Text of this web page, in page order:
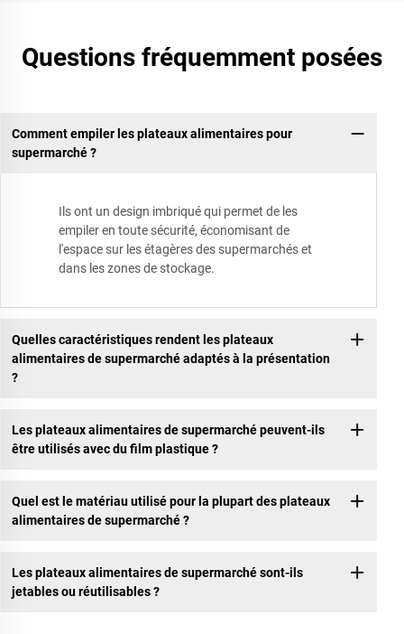
Questions fréquemment posées
Comment empiler les plateaux alimentaires pour
supermarché ?
Ils ont un design imbriqué qui permet de les
empiler en toute sécurité, économisant de
l'espace sur les étagères des supermarchés et
dans les zones de stockage.
Quelles caractéristiques rendent les plateaux
alimentaires de supermarché adaptés à la présentation
?
Les plateaux alimentaires de supermarché peuvent-ils
être utilisés avec du film plastique ?
Quel est le matériau utilisé pour la plupart des plateaux
alimentaires de supermarché ?
Les plateaux alimentaires de supermarché sont-ils
jetables ou réutilisables ?